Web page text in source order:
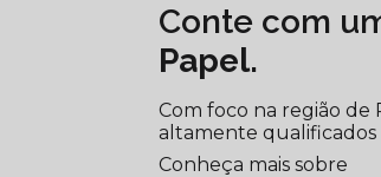
Conte com
Papel.
Com foco na região de
altamente qualificados
Conheça mais sobre